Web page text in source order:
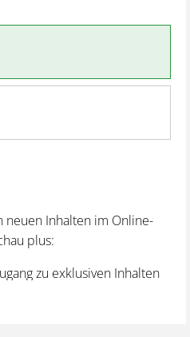
neuen Inhalten im Online-
plus:
zu exklusiven Inhalten
von aktuellen Regelungen
Ruhezeiten,